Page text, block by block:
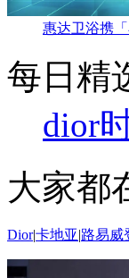
惠达卫浴携
每日精
dior
大家都
Dior|卡地亚|路易威